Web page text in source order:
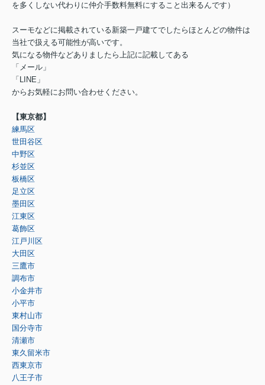
を多くしない代わりに仲介手数料無料にすること出来るんです）
スーモなどに掲載されている新築一戸建てでしたらほとんどの物件は
当社で扱える可能性が高いです。
気になる物件などありましたら上記に記載してある
「メール」
「LINE」
からお気軽にお問い合わせください。
【東京都】
練馬区
世田谷区
中野区
杉並区
板橋区
足立区
墨田区
江東区
葛飾区
江戸川区
大田区
三鷹市
調布市
小金井市
小平市
東村山市
国分寺市
清瀬市
東久留米市
西東京市
八王子市